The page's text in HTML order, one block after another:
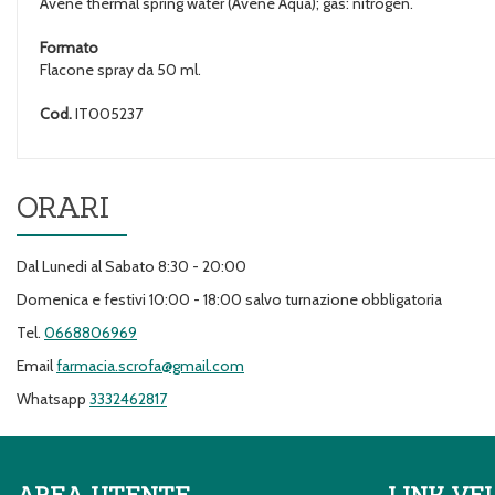
Formato
Flacone spray da 50 ml.
Cod.IT005237
ORARI
Dal Lunedi al Sabato 8:30 - 20:00
Domenica e festivi 10:00 - 18:00 salvo turnazione obbligatoria
Tel. 0668806969
Emailfarmacia.scrofa@gmail.com
Whatsapp 3332462817